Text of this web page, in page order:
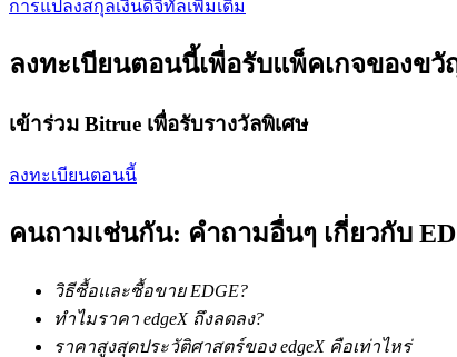
Launchpool
การเซ้งแบบยืดหยุ่นเพื่อรับโทเคนยอดนิยม
การแปลงสกุลเงินดิจิทัลเพิ่มเติม
ลงทะเบียนตอนนี้เพื่อรับแพ็คเกจของขวั
เข้าร่วม Bitrue เพื่อรับรางวัลพิเศษ
ลงทะเบียนตอนนี้
คนถามเช่นกัน: คำถามอื่นๆ เกี่ยวกับ
วิธีซื้อและซื้อขาย EDGE?
ทำไมราคา edgeX ถึงลดลง?
ราคาสูงสุดประวัติศาสตร์ของ edgeX คือเท่าไหร่